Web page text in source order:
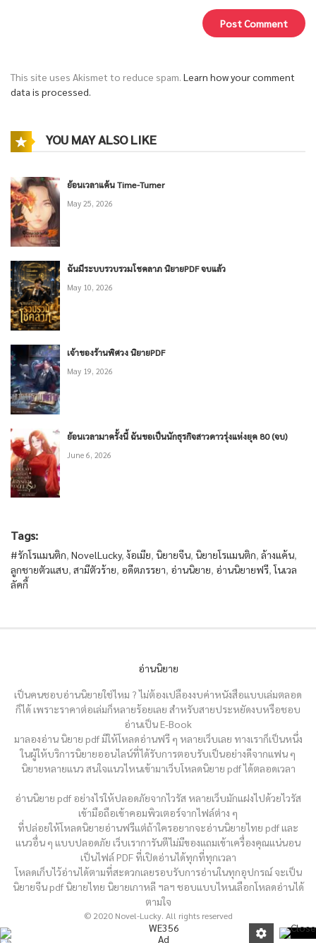
This site uses Akismet to reduce spam. Learn how your comment
data is processed.
YOU MAY ALSO LIKE
ย้อนเวลาแค้น Time-Turner
May 25, 2026
ฉันมีระบบรวบรวมโชคลาภ นิยายPDF จบแล้ว
May 10, 2026
เจ้าของร้านพิศวง นิยายPDF
May 19, 2026
ย้อนเวลามาครั้งนี้ ฉันขอเป็นนักธุรกิจสาวดาวรุ่งแห่งยุค 80 (จบ)
June 6, 2026
Tags:
#รักโรแมนติก, NovelLucky, ง้อเมีย, นิยายจีน, นิยายโรแมนติก, ล้างแค้น,
ลูกชายตัวแสบ, สามีตัวร้าย, อดีตภรรยา, อ่านนิยาย, อ่านนิยายฟรี,โนเวล
ลัคกี้
อ่านนิยาย
เป็นคนชอบอ่านนิยายใช่ไหม ? ไม่ต้องเปลืองงบค่าหนังสือแบบเล่มตลอด
ก็ได้ เพราะราคาต่อเล่มก็หลายร้อยเลย สำหรับสายประหยัดงบหรือชอบ
อ่านเป็น E-Book
มาลองอ่าน นิยาย pdf มีให้โหลดอ่านฟรี ๆ หลายเว็บเลย ทางเราก็เป็นหนึ่ง
ในผู้ให้บริการนิยายออนไลน์ที่ได้รับการตอบรับเป็นอย่างดีจากแฟน ๆ
นิยายหลายแนว สนใจแนวไหนเข้ามาเว็บโหลดนิยาย pdf ได้ตลอดเวลา
อ่านนิยาย pdf อย่างไรให้ปลอดภัยจากไวรัส หลายเว็บมักแฝงไปด้วยไวรัส
เข้ามือถือเข้าคอมพิวเตอร์จากไฟล์ต่าง ๆ
ที่ปล่อยให้โหลดนิยายอ่านฟรีแต่ถ้าใครอยากจะอ่านนิยายไทย pdf และ
แนวอื่น ๆ แบบปลอดภัย เว็บเราการันตีไม่มีของแถมเข้าเครื่องคุณแน่นอน
เป็นไฟล์ PDF ที่เปิดอ่านได้ทุกที่ทุกเวลา
โหลดเก็บไว้อ่านได้ตามที่สะดวกเลยรอบรับการอ่านในทุกอุปกรณ์ จะเป็น
นิยายจีน pdf นิยายไทย นิยายเกาหลี ฯลฯ ชอบแบบไหนเลือกโหลดอ่านได้
ตามใจ
© 2020 Novel-Lucky. All rights reserved